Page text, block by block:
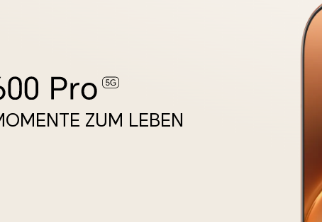
ZUM LEBEN